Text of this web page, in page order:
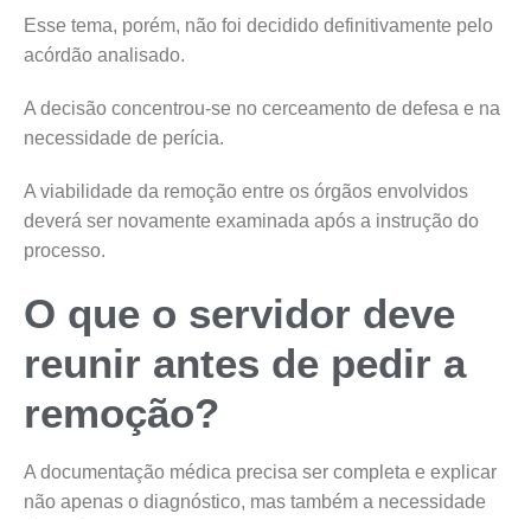
Esse tema, porém, não foi decidido definitivamente pelo
acórdão analisado.
A decisão concentrou-se no cerceamento de defesa e na
necessidade de perícia.
A viabilidade da remoção entre os órgãos envolvidos
deverá ser novamente examinada após a instrução do
processo.
O que o servidor deve
reunir antes de pedir a
remoção?
A documentação médica precisa ser completa e explicar
não apenas o diagnóstico, mas também a necessidade